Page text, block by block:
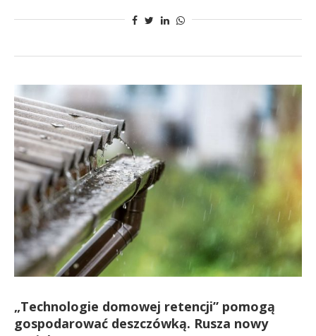
„Technologie domowej retencji” pomogą
gospodarować deszczówką. Rusza nowy